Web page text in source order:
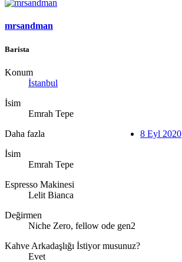
mrsandman
Barista
Konum
İstanbul
İsim
Emrah Tepe
Daha fazla
İsim
Emrah Tepe
Espresso Makinesi
Lelit Bianca
Değirmen
Niche Zero, fellow ode gen2
Kahve Arkadaşlığı İstiyor musunuz?
Evet
8 Eyl 2020